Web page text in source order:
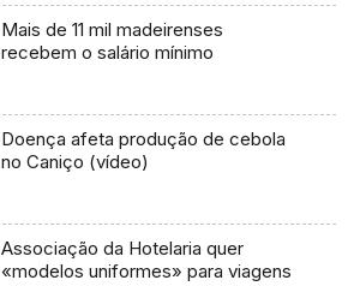
Mais de 11 mil madeirenses
recebem o salário mínimo
Doença afeta produção de cebola
no Caniço (vídeo)
Associação da Hotelaria quer
«modelos uniformes» para viagens